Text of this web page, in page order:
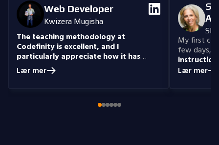
Web Developer
Kwizera Mugisha
The teaching methodology at
Codefinity is excellent, and I
particularly appreciate how it has
prepared me to handle real-world
coding problems.
knowledge I have gained.
Lær mer
My first
few days,
Lær mer